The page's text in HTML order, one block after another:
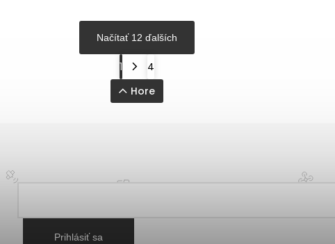
Načítať 12 ďalších
1
4
Hore
Prihlásiť sa